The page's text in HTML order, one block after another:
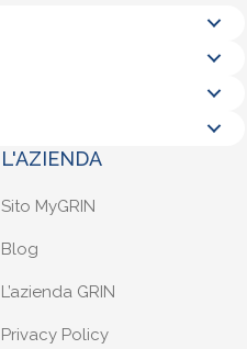
L'AZIENDA
Sito MyGRIN
Blog
L’azienda GRIN
Privacy Policy